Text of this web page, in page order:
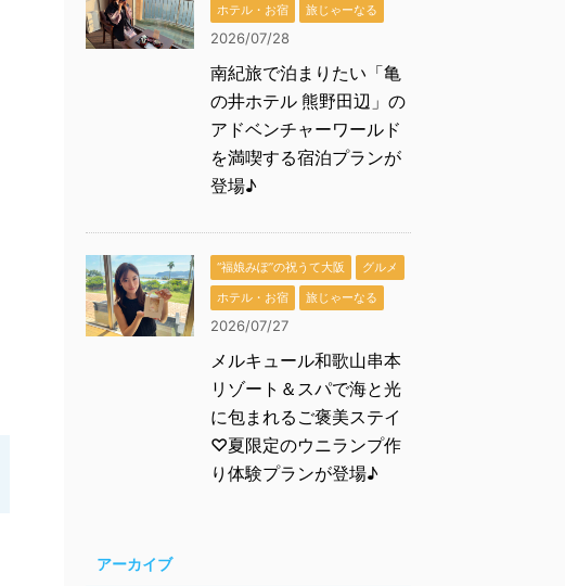
ホテル・お宿
旅じゃーなる
2026/07/28
南紀旅で泊まりたい「亀
の井ホテル 熊野田辺」の
アドベンチャーワールド
を満喫する宿泊プランが
登場♪
“福娘みぽ”の祝うて大阪
グルメ
ホテル・お宿
旅じゃーなる
2026/07/27
メルキュール和歌山串本
リゾート＆スパで海と光
に包まれるご褒美ステイ
♡夏限定のウニランプ作
り体験プランが登場♪
アーカイブ